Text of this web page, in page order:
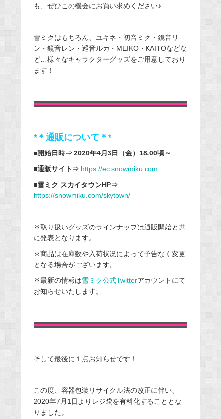
も、ぜひこの機会にお買い求めください♪
雪ミクはもちろん、ユキネ・初音ミク・鏡音リ
ン・鏡音レン・巡音ルカ・MEIKO・KAITOなどな
ど…様々なキャラクターグッズをご用意しており
ます！
*＊通販について＊*
■開始日時⇒ 2020年4月3日（金）18:00頃～
■通販サイト⇒ https://ec.snowmiku.com
■雪ミク スカイタウンHP⇒
https://snowmiku.com/skytown/
※取り扱いグッズのラインナップは通販開始と共
に発表となります。
※商品は在庫数や入荷状況によって予告なく変更
となる場合がございます。
※最新の情報は雪ミク公式Twitterアカウントにて
お知らせいたします。
そして最後に１点お知らせです！
この度、容器包装リサイクル法の改正に伴い、
2020年7月1日よりレジ袋を有料化することとな
りました。